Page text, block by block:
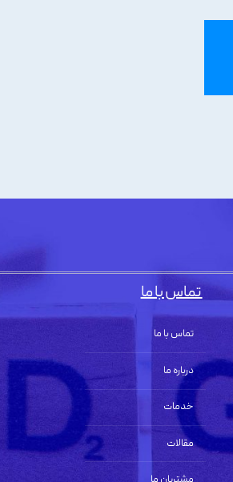
تماس با ما
درباره ما
خدمات
مقالات
تماس با ما